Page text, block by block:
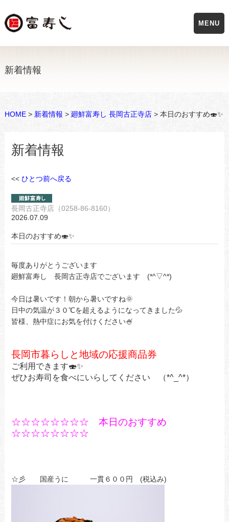
新着情報
HOME> 新着情報 > 廻鮮富寿し 長岡古正寺店> 本日のおすすめ🍣✨
新着情報
<< ひとつ前へ戻る
長岡古正寺店（0258-86-8160）
2026.07.09
本日のおすすめ🍣✨
毎度ありがとうございます
廻鮮富寿し 長岡古正寺店でございます (*^▽^*)
今日は暑いです！朝から暑いですね🌞
日中の気温が３０℃を超えるようになってきました💦
皆様、熱中症にお気を付けください🍧
長岡市暮らしと地域の応援商品券
ご利用できます🍣✨
ぜひお寿司を食べにいらしてください （*^_^*）
☆☆☆☆☆☆☆☆ 本日のおすすめ
☆☆☆☆☆☆☆☆
☆彡 国産うに 一貫６００円 (税込み)
MENU